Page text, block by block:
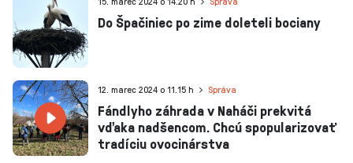
v
Do Špačiniec po zime doleteli bociany
Fándlyho záhrada v Naháči prekvitá
vďaka nadšencom. Chcú spopularizovať
tradíciu ovocinárstva
12. marec 2024 o 11.15 h Správa